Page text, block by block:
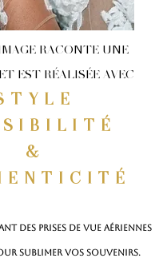
RACONTE UNE
EST RÉALISÉE AVEC
&
des prises de vue aériennes
sublimer vos souvenirs.